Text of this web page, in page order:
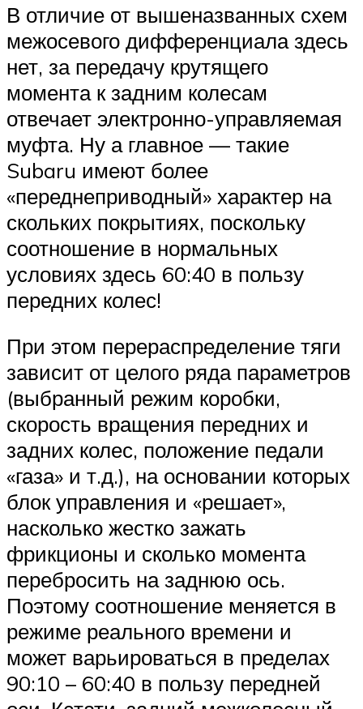
В отличие от вышеназванных схем
межосевого дифференциала здесь
нет, за передачу крутящего
момента к задним колесам
отвечает электронно-управляемая
муфта. Ну а главное — такие
Subaru имеют более
«переднеприводный» характер на
скольких покрытиях, поскольку
соотношение в нормальных
условиях здесь 60:40 в пользу
передних колес!
При этом перераспределение тяги
зависит от целого ряда параметров
(выбранный режим коробки,
скорость вращения передних и
задних колес, положение педали
«газа» и т.д.), на основании которых
блок управления и «решает»,
насколько жестко зажать
фрикционы и сколько момента
перебросить на заднюю ось.
Поэтому соотношение меняется в
режиме реального времени и
может варьироваться в пределах
90:10 – 60:40 в пользу передней